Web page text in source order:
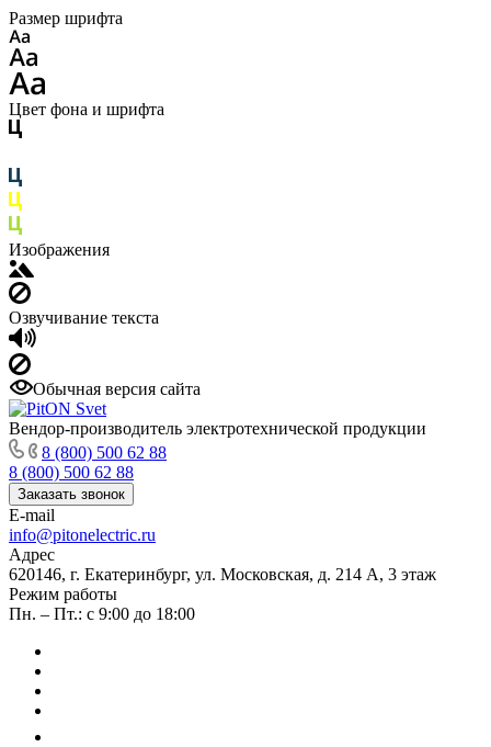
Размер шрифта
Цвет фона и шрифта
Изображения
Озвучивание текста
Обычная версия сайта
Вендор-производитель электротехнической продукции
8 (800) 500 62 88
8 (800) 500 62 88
Заказать звонок
E-mail
info@pitonelectric.ru
Адрес
620146, г. Екатеринбург, ул. Московская, д. 214 А, 3 этаж
Режим работы
Пн. – Пт.: с 9:00 до 18:00